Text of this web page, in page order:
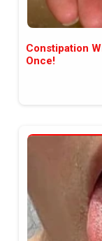
Constipation
Once!